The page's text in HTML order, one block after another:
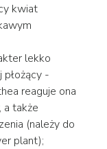
kwiat
lekko
płożący -
reaguje ona
a także
(należy do
plant);